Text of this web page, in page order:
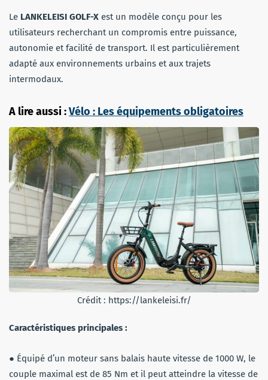
Le LANKELEISI GOLF-X est un modèle conçu pour les
utilisateurs recherchant un compromis entre puissance,
autonomie et facilité de transport. Il est particulièrement
adapté aux environnements urbains et aux trajets
intermodaux.
A lire aussi :Vélo : Les équipements obligatoires
Crédit : https://lankeleisi.fr/
Caractéristiques principales :
● Équipé d’un moteur sans balais haute vitesse de 1000 W, le
couple maximal est de 85 Nm et il peut atteindre la vitesse de